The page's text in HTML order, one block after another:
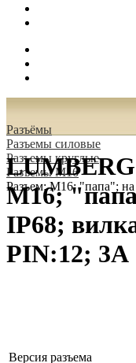
Разъёмы
Разъeмы силовые
Разъeмы круглые
Разъeмы M16
Разъем: M16; "папа";
LUMBERG
M16;
IP68;
PIN:12; 3А
Версия разъема